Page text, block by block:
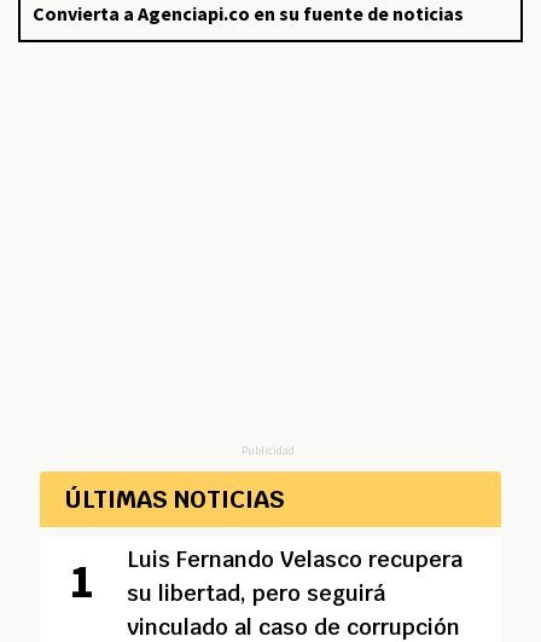
Convierta a Agenciapi.co en su fuente de noticias
Publicidad
ÚLTIMAS NOTICIAS
Luis Fernando Velasco recupera
su libertad, pero seguirá
vinculado al caso de corrupción